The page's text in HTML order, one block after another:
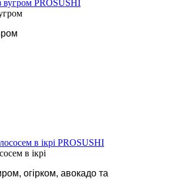
в ікрі
огірком, авокадо та